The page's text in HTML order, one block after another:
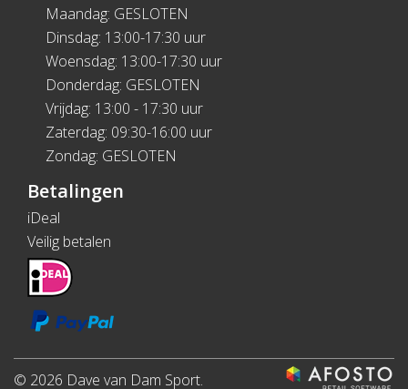
Maandag: GESLOTEN
Dinsdag: 13:00-17:30 uur
Woensdag: 13:00-17:30 uur
Donderdag: GESLOTEN
Vrijdag: 13:00 - 17:30 uur
Zaterdag: 09:30-16:00 uur
Zondag: GESLOTEN
Betalingen
iDeal
Veilig betalen
© 2026 Dave van Dam Sport.